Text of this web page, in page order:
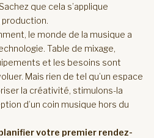
que cela s’applique
le monde de la musique a
Table de mixage,
et les besoins sont
Mais rien de tel qu’un espace
la créativité, stimulons-la
d’un coin musique hors du
votre premier rendez-